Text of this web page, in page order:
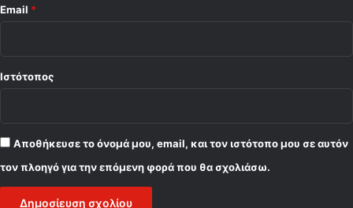
Email *
Ιστότοπος
Αποθήκευσε το όνομά μου, email, και τον ιστότοπο μου σε αυτόν
τον πλοηγό για την επόμενη φορά που θα σχολιάσω.